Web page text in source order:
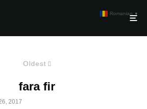
Oldest
fara fir
2017
Romanian ▼